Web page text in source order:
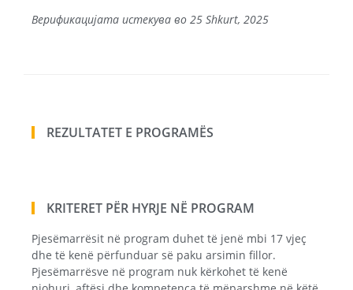
Верификацијата истекува во 25 Shkurt, 2025
REZULTATET E PROGRAMËS
KRITERET PËR HYRJE NË PROGRAM
Pjesëmarrësit në program duhet të jenë mbi 17 vjeç
dhe të kenë përfunduar së paku arsimin fillor.
Pjesëmarrësve në program nuk kërkohet të kenë